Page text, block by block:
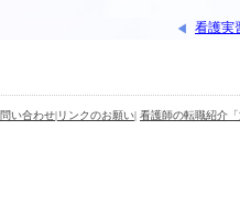
看護実
い合わせ|リンクのお願い| 看護師の転職紹介